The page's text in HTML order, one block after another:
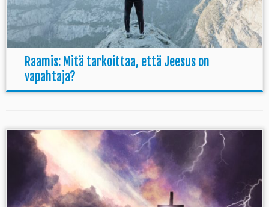
Raamis: Mitä tarkoittaa, että Jeesus on
vapahtaja?